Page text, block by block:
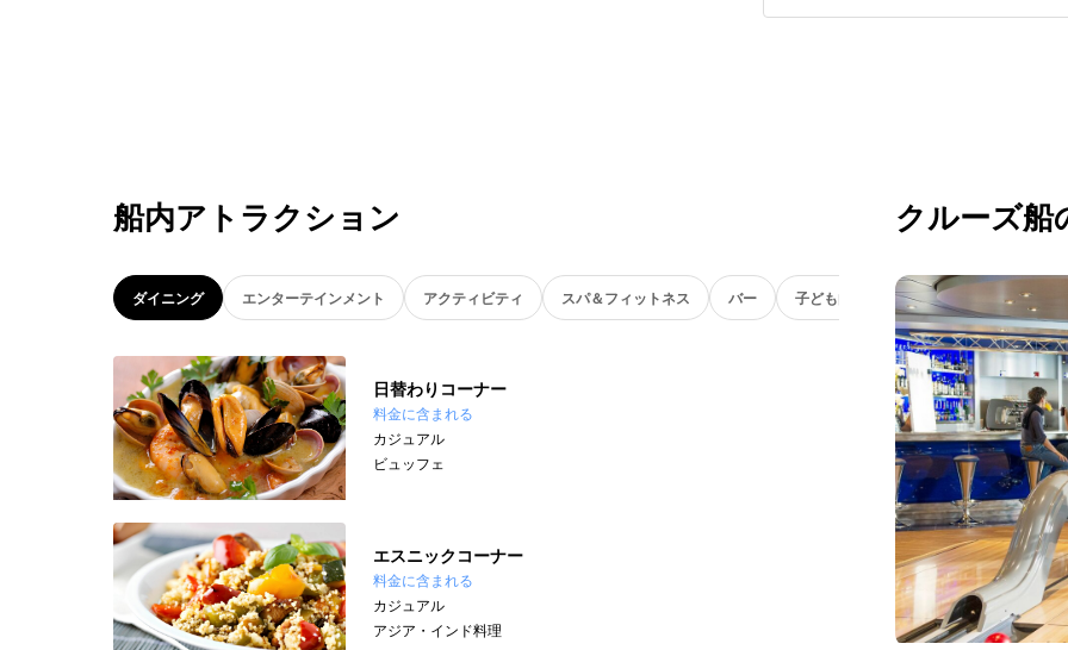
船内アトラクション
ダイニング エンターテインメント アクティビティ スパ＆フィットネス バー 子ども向け
日替わりコーナー
料金に含まれる
カジュアル
ビュッフェ
エスニックコーナー
料金に含まれる
カジュアル
アジア・インド料理
クルーズ船